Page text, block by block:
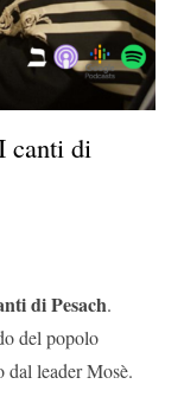
canti di
di Pesach.
del popolo
dal leader Mosè.